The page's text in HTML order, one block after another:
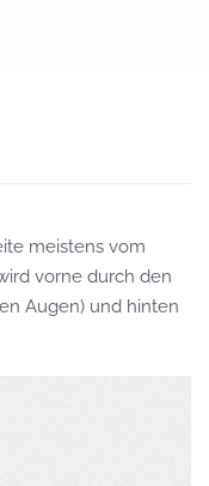
meistens vom
vorne durch den
Augen) und hinten